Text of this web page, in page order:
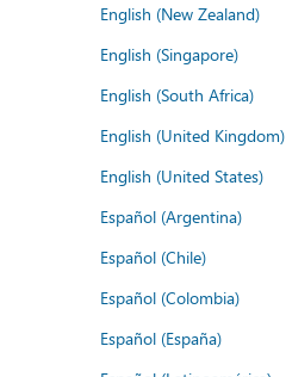
English (New Zealand)
English (Singapore)
English (South Africa)
English (United Kingdom)
English (United States)
Español (Argentina)
Español (Chile)
Español (Colombia)
Español (España)